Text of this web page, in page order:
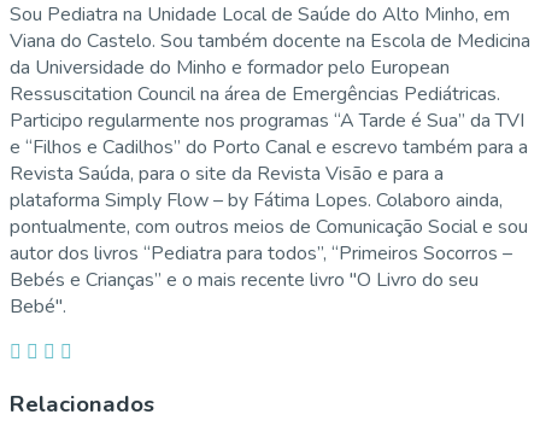
Sou Pediatra na Unidade Local de Saúde do Alto Minho, em
Viana do Castelo. Sou também docente na Escola de Medicina
da Universidade do Minho e formador pelo European
Ressuscitation Council na área de Emergências Pediátricas.
Participo regularmente nos programas “A Tarde é Sua” da TVI
e “Filhos e Cadilhos” do Porto Canal e escrevo também para a
Revista Saúda, para o site da Revista Visão e para a
plataforma Simply Flow – by Fátima Lopes. Colaboro ainda,
pontualmente, com outros meios de Comunicação Social e sou
autor dos livros “Pediatra para todos”, “Primeiros Socorros –
Bebés e Crianças” e o mais recente livro "O Livro do seu
Bebé".
Relacionados